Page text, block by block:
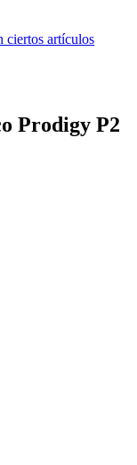
ciertos artículos
Prodigy P2